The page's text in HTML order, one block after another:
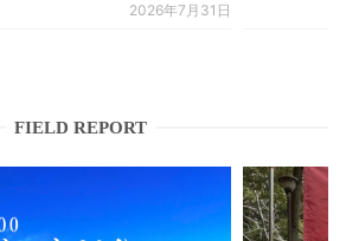
2026年7月31日
FIELD REPORT